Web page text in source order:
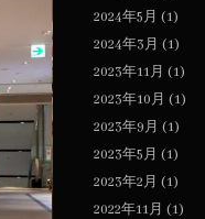
2024年5月 (1)
2024年3月 (1)
2023年11月 (1)
2023年10月 (1)
2023年9月 (1)
2023年5月 (1)
2023年2月 (1)
2022年11月 (1)